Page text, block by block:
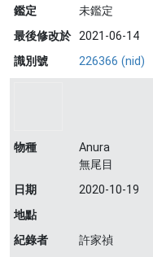
鑑定
未鑑定
最後修改於 2021-06-14
識別號
226366 (nid)
物種
Anura
無尾目
日期
2020-10-19
地點
紀錄者
許家禎